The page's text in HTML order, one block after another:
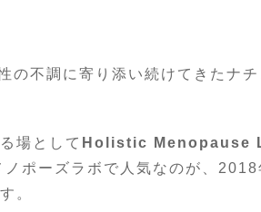
の不調に寄り添い続けてきたナ
場として Holistic Menopause
ポーズラボで人気なのが、2018
。